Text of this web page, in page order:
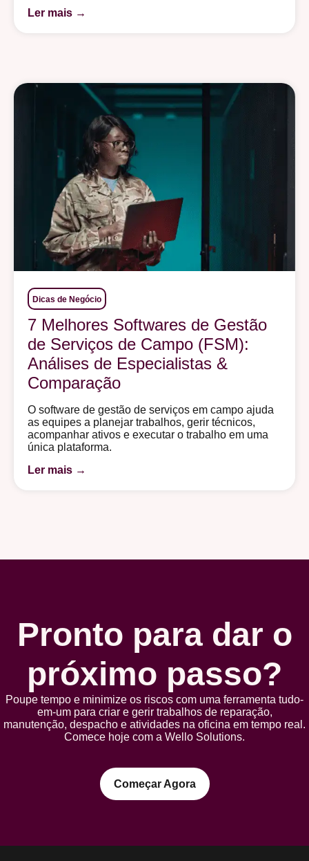
Ler mais →
Dicas de Negócio
7 Melhores Softwares de Gestão
de Serviços de Campo (FSM):
Análises de Especialistas &
Comparação
O software de gestão de serviços em campo ajuda
as equipes a planejar trabalhos, gerir técnicos,
acompanhar ativos e executar o trabalho em uma
única plataforma.
Ler mais →
Pronto para dar o
próximo passo?
Poupe tempo e minimize os riscos com uma ferramenta tudo-
em-um para criar e gerir trabalhos de reparação,
manutenção, despacho e atividades na oficina em tempo real.
Comece hoje com a Wello Solutions.
Começar Agora